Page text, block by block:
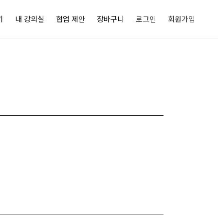
내 강의실 협업 제안 장바구니 로그인 회원가입